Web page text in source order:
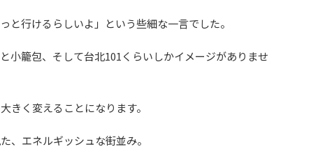
と行けるらしいよ」という些細な一言でした。
小籠包、そして台北101くらいしかイメージがありませ
きく変えることになります。
、エネルギッシュな街並み。